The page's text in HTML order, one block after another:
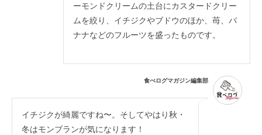
ーモンドクリームの土台にカスタードクリー
ムを絞り、イチジクやブドウのほか、苺、バ
ナナなどのフルーツを盛ったものです。
食べログマガジン編集部
イチジクが綺麗ですね〜。そしてやはり秋・
冬はモンブランが気になります！